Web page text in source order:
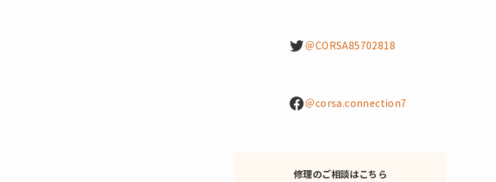
Twitter ＠CORSA85702818
Facebook ＠corsa.connection7
修理のご相談はこちら